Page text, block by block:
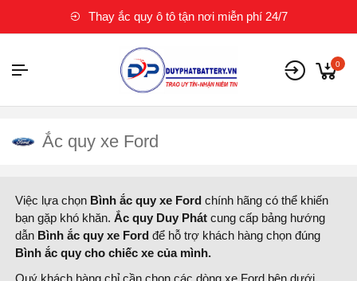
Thay ắc quy ô tô tận nơi miễn phí 24/7
0
Ắc quy xe Ford
Việc lựa chọn Bình ắc quy xe Ford chính hãng có thể khiến
bạn gặp khó khăn. Ắc quy Duy Phát cung cấp bảng hướng
dẫn Bình ắc quy xe Ford để hỗ trợ khách hàng chọn đúng
Bình ắc quy cho chiếc xe của mình.
Quý khách hàng chỉ cần chọn các dòng xe Ford bên dưới,